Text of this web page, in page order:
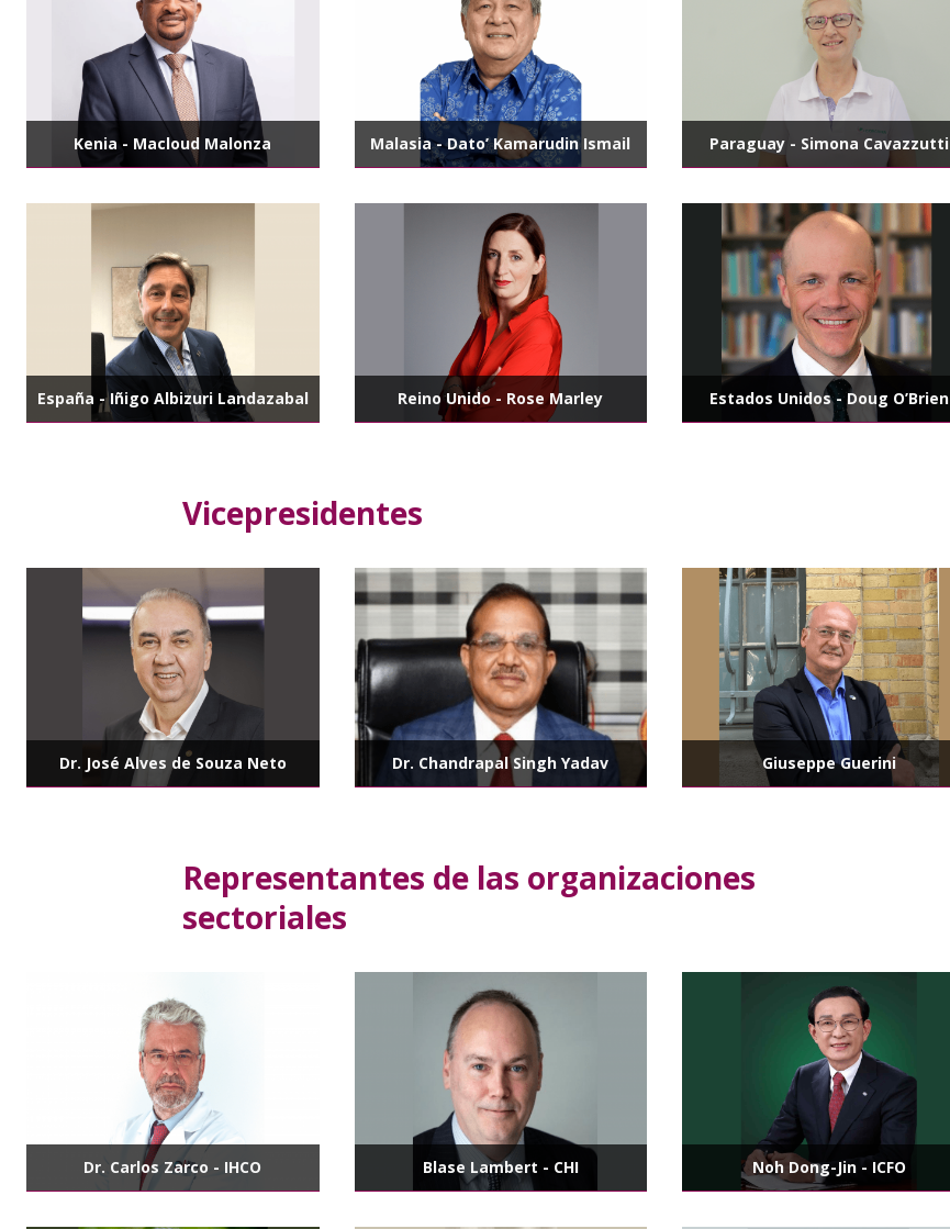
Kenia - Macloud Malonza Malasia - Dato’ Kamarudin Ismail Paraguay - Simona Cavazzutti
España - Iñigo Albizuri Landazabal Reino Unido - Rose Marley Estados Unidos - Doug O’Brien
Vicepresidentes
Dr. José Alves de Souza Neto Dr. Chandrapal Singh Yadav Giuseppe Guerini
Representantes de las organizaciones
sectoriales
Dr. Carlos Zarco - IHCO Blase Lambert - CHI Noh Dong-Jin - ICFO